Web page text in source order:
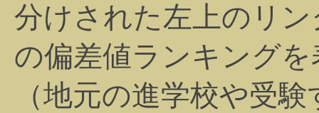
分けされた左上のリ
の偏差値ランキング
（地元の進学校や受